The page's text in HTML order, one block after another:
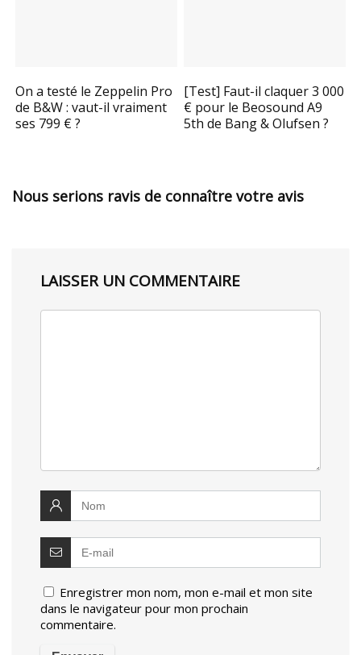
On a testé le Zeppelin Pro
de B&W : vaut-il vraiment
ses 799 € ?
[Test] Faut-il claquer 3 000
€ pour le Beosound A9
5th de Bang & Olufsen ?
Nous serions ravis de connaître votre avis
LAISSER UN COMMENTAIRE
Enregistrer mon nom, mon e-mail et mon site
dans le navigateur pour mon prochain
commentaire.